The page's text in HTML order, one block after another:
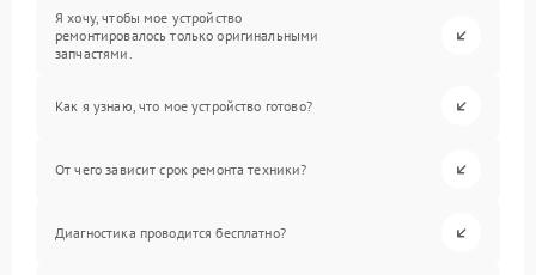
Я хочу, чтобы мое устройство
ремонтировалось только оригинальными
запчастями.
Как я узнаю, что мое устройство готово?
От чего зависит срок ремонта техники?
Диагностика проводится бесплатно?